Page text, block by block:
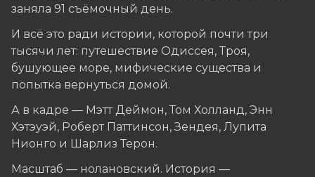
заняла 91 съёмочный день.
И всё это ради истории, которой почти три
тысячи лет: путешествие Одиссея, Троя,
бушующее море, мифические существа и
попытка вернуться домой.
А в кадре — Мэтт Деймон, Том Холланд, Энн
Хэтэуэй, Роберт Паттинсон, Зендея, Лупита
Нионго и Шарлиз Терон.
Масштаб — нолановский. История —